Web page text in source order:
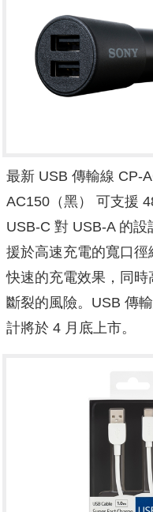
最新 USB 傳輸線 CP-
AC150（黑） 可支援
USB-C 對 USB-A 的
援於高速充電的寬口
快速的充電效果，同
斷裂的風險。USB 傳
計將於 4 月底上市。